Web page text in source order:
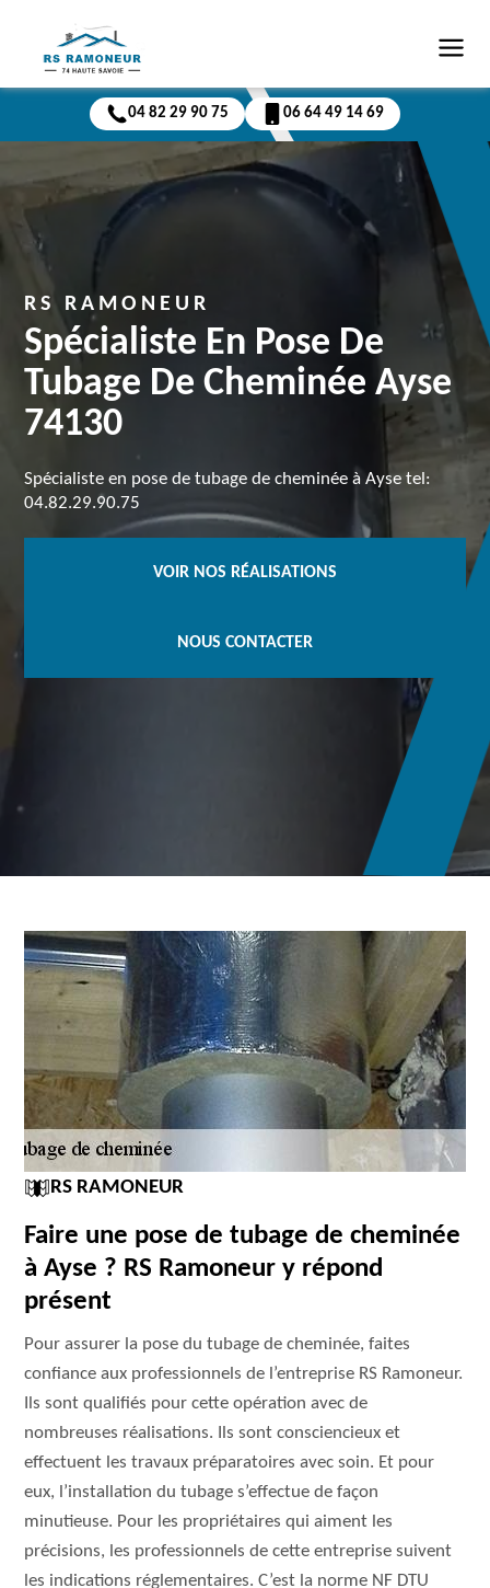
04 82 29 90 75 06 64 49 14 69
RS RAMONEUR
Spécialiste En Pose De
Tubage De Cheminée Ayse
74130
Spécialiste en pose de tubage de cheminée à Ayse tel:
04.82.29.90.75
VOIR NOS RÉALISATIONS
NOUS CONTACTER
RS RAMONEUR
Faire une pose de tubage de cheminée
à Ayse ? RS Ramoneur y répond
présent
Pour assurer la pose du tubage de cheminée, faites
confiance aux professionnels de l’entreprise RS Ramoneur.
Ils sont qualifiés pour cette opération avec de
nombreuses réalisations. Ils sont consciencieux et
effectuent les travaux préparatoires avec soin. Et pour
eux, l’installation du tubage s’effectue de façon
minutieuse. Pour les propriétaires qui aiment les
précisions, les professionnels de cette entreprise suivent
les indications réglementaires. C’est la norme NF DTU